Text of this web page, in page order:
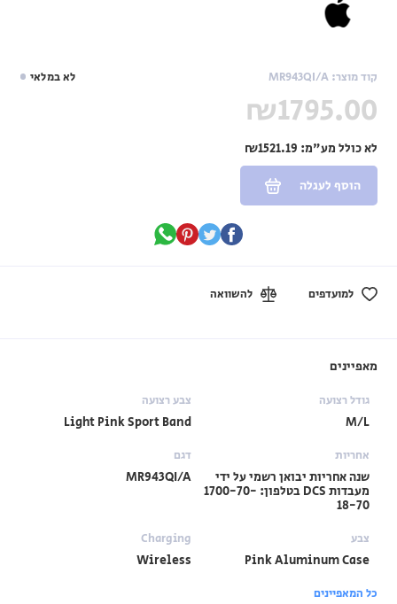
לא במלאי קוד מוצר: MR943QI/A
₪1795.00
לא כולל מע"מ:
הוסף לעגלה
למועדפים להשוואה
מאפיינים
גודל רצועה
M/L
צבע רצועה
Light Pink Sport Band
אחריות
שנה אחריות יבואן רשמי על ידי
מעבדות DCS בטלפון: 1700-70-
18-70
דגם
MR943QI/A
צבע
Pink Aluminum Case
Charging
Wireless
כל המאפיינים